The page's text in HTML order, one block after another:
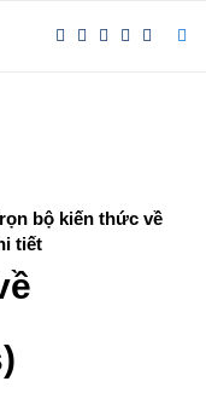
bộ kiến thức về
tiết